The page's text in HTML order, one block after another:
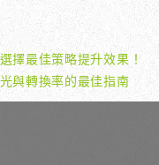
擇最佳策略提升效果！
與轉換率的最佳指南